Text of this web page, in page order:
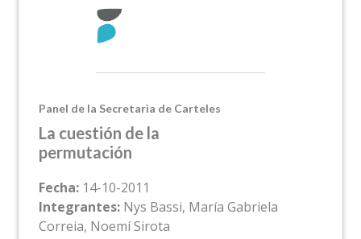
Panel de la Secretarìa de Carteles
La cuestión de la
permutación
Fecha: 14-10-2011
Integrantes: Nys Bassi, María Gabriela
Correia, Noemí Sirota